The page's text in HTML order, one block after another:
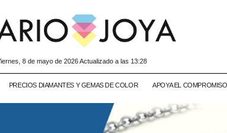
viernes, 8 de mayo de 2026 Actualizado a las 13:28
PRECIOS DIAMANTES Y GEMAS DE COLOR APOYA EL